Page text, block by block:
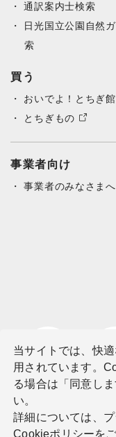
当サイトでは、快
用されています。
る場合は「同意し
い。
詳細については、
Cookieポリシーを
通訳案内士検索
日光国立公園自然
索
買う
おいでよ！とちぎ館
とちぎもの
事業者向け
事業者のみなさまへ